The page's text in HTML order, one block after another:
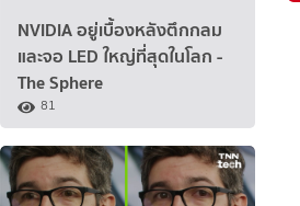
NVIDIA อยู่เบื้องหลังตึกกลม
และจอ LED ใหญ่ที่สุดในโลก -
The Sphere
81